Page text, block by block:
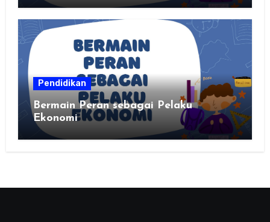
kalian
Pendidikan
Bermain Peran sebagai Pelaku
Ekonomi